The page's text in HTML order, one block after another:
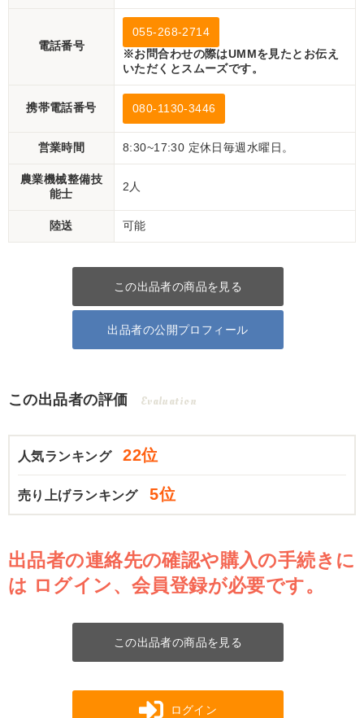
電話番号
055-268-2714
※お問合わせの際はUMMを見たとお伝え
いただくとスムーズです。
携帯電話番号 080-1130-3446
営業時間 8:30~17:30 定休日毎週水曜日。
農業機械整備技
能士
2人
陸送 可能
この出品者の商品を見る
出品者の公開プロフィール
この出品者の評価 Evaluation
人気ランキング 22位
売り上げランキング 5位
出品者の連絡先の確認や購入の手続きに
は ログイン、会員登録が必要です。
この出品者の商品を見る
ログイン